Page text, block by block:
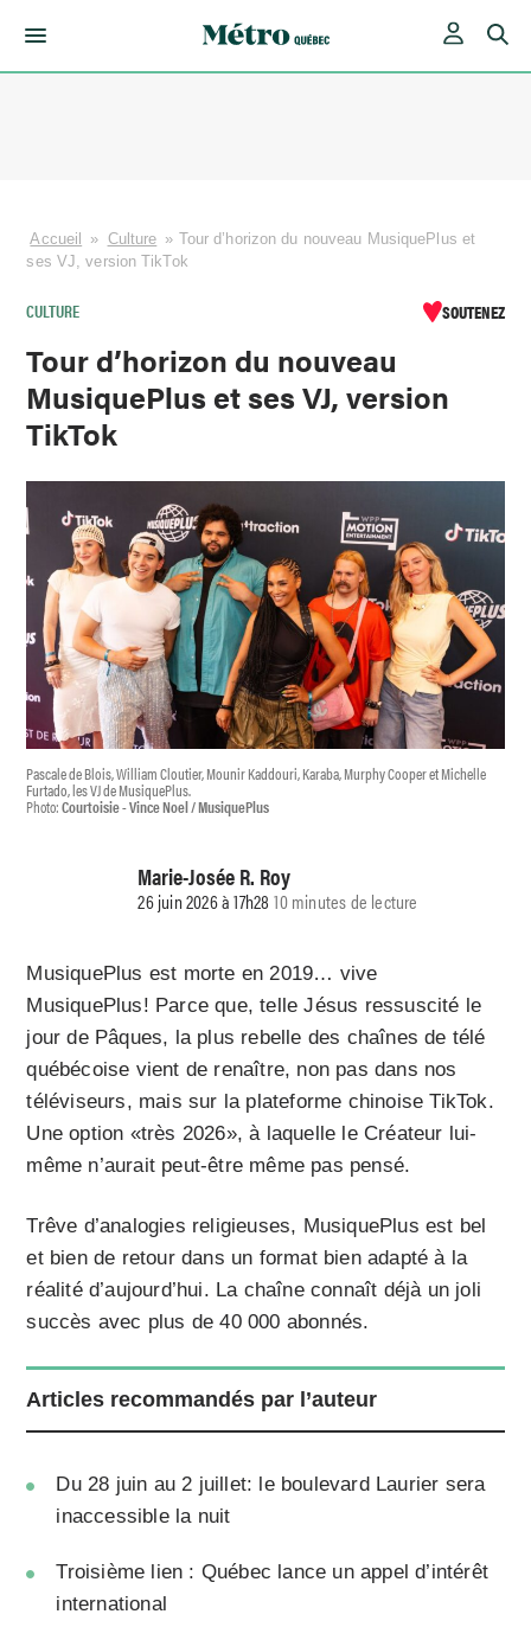
Accueil » Culture » Tour d’horizon du nouveau MusiquePlus et
ses VJ, version TikTok
CULTURE SOUTENEZ
Tour d’horizon du nouveau
MusiquePlus et ses VJ, version
TikTok
Pascale de Blois, William Cloutier, Mounir Kaddouri, Karaba, Murphy Cooper et Michelle
Furtado, les VJ de MusiquePlus.
Photo:Courtoisie - Vince Noel / MusiquePlus
Marie-Josée R. Roy
26 juin 2026 à 17h28 10 minutes de lecture
MusiquePlus est morte en 2019… vive
MusiquePlus! Parce que, telle Jésus ressuscité le
jour de Pâques, la plus rebelle des chaînes de télé
québécoise vient de renaître, non pas dans nos
téléviseurs, mais sur la plateforme chinoise TikTok.
Une option «très 2026», à laquelle le Créateur lui-
même n’aurait peut-être même pas pensé.
Trêve d’analogies religieuses, MusiquePlus est bel
et bien de retour dans un format bien adapté à la
réalité d’aujourd’hui. La chaîne connaît déjà un joli
succès avec plus de 40 000 abonnés.
Articles recommandés par l’auteur
Du 28 juin au 2 juillet: le boulevard Laurier sera
inaccessible la nuit
Troisième lien : Québec lance un appel d’intérêt
international